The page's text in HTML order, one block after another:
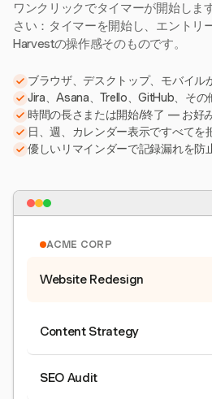
ワンクリックでタイマーが開始しま
さい：タイマーを開始し、エントリ
Harvestの操作感そのものです。
ブラウザ、デスクトップ、モバイル
Jira、Asana、Trello、GitHub、そ
時間の長さまたは開始/終了 — お好
日、週、カレンダー表示ですべてを
優しいリマインダーで記録漏れを防
ACME CORP
Website Redesign
Content Strategy
SEO Audit